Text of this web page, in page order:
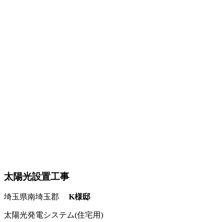
太陽光設置工事
埼玉県南埼玉郡 K様邸
太陽光発電システム(住宅用)